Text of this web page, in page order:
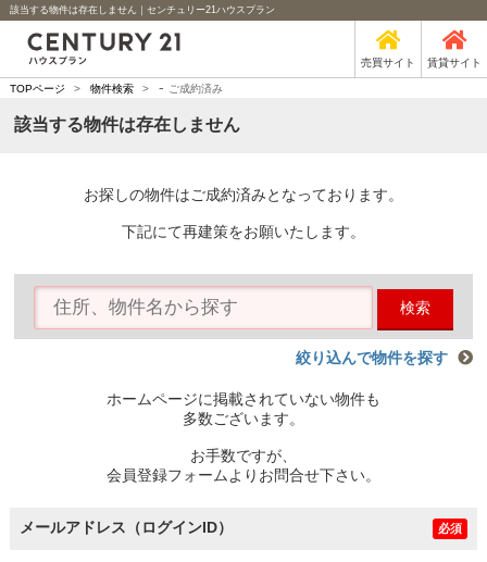
該当する物件は存在しません｜センチュリー21ハウスプラン
売買サイト 賃貸サイト
TOPページ > 物件検索 > - ご成約済み
該当する物件は存在しません
お探しの物件はご成約済みとなっております。
下記にて再建策をお願いたします。
検索
絞り込んで物件を探す
ホームページに掲載されていない物件も
多数ございます。
お手数ですが、
会員登録フォームよりお問合せ下さい。
メールアドレス（ログインID） 必須